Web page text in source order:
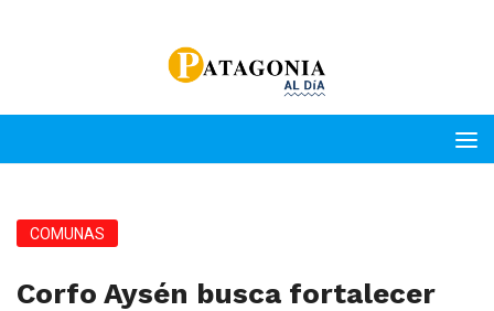
COMUNAS
Corfo Aysén busca fortalecer